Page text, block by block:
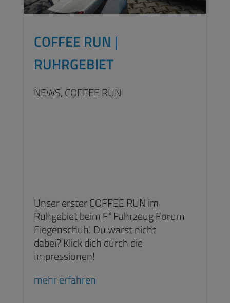
COFFEE RUN |
RUHRGEBIET
NEWS,COFFEE RUN
Unser erster COFFEE RUN im
Ruhgebiet beim F³ Fahrzeug Forum
Fiegenschuh! Du warst nicht
dabei? Klick dich durch die
Impressionen!
mehr erfahren